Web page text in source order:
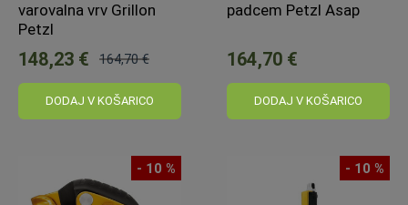
varovalna vrv Grillon
Petzl
148,23 €
cena:
164,70 €
DODAJ V KOŠARICO
padcem Petzl Asap
164,70 €
DODAJ V KOŠARICO
- 10 % - 10 %